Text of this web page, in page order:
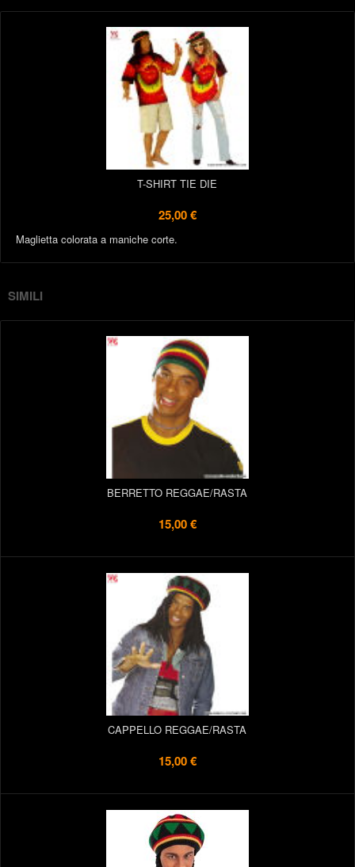
T-SHIRT TIE DIE
25,00 €
Maglietta colorata a maniche corte.
SIMILI
BERRETTO REGGAE/RASTA
15,00 €
CAPPELLO REGGAE/RASTA
15,00 €